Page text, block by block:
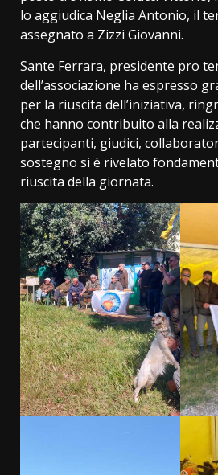
lo aggiudica Neglia Antonio, il
assegnato a Zizzi Giovanni.
Sante Ferrara, presidente pro
dell’associazione ha espresso
per la riuscita dell’iniziativa,
che hanno contribuito alla
partecipanti, giudici,
sostegno si è rivelato
riuscita della giornata.